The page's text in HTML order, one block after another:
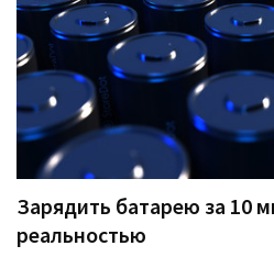
Зарядить батарею за 10
реальностью